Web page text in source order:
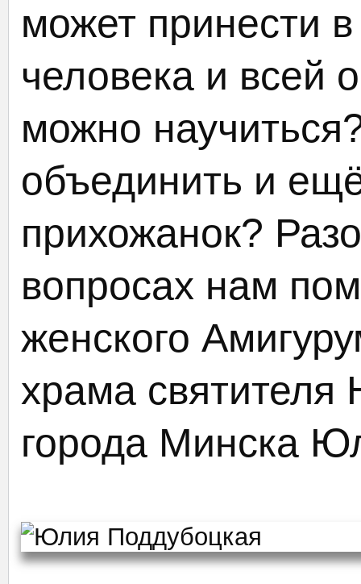
может принести
человека и всей
можно
объединить и
прихожанок?
вопросах нам
женского
храма святителя
города Минска